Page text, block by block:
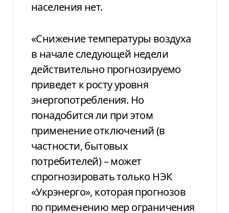
населения нет.
«Снижение температуры воздуха
в начале следующей недели
действительно прогнозируемо
приведет к росту уровня
энергопотребления. Но
понадобится ли при этом
применение отключений (в
частности, бытовых
потребителей) – может
спрогнозировать только НЭК
«Укрэнерго», которая прогнозов
по применению мер ограничения